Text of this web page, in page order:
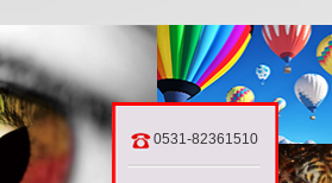
0531-82361510